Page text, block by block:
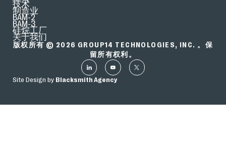
技术
制造业
BAM-2
BAM-3
硅烷工厂
关于我们
版权所有 © 2026 GROUP14 TECHNOLOGIES, INC. 。保
留所有权利。
Site Design by Blacksmith Agency